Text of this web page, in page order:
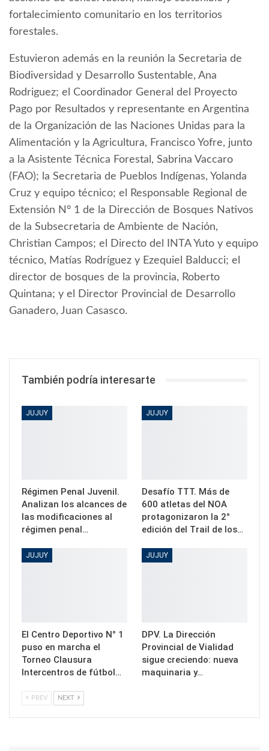
fortalecimiento comunitario en los territorios
forestales.
Estuvieron además en la reunión la Secretaria de
Biodiversidad y Desarrollo Sustentable, Ana
Rodriguez; el Coordinador General del Proyecto
Pago por Resultados y representante en Argentina
de la Organización de las Naciones Unidas para la
Alimentación y la Agricultura, Francisco Yofre, junto
a la Asistente Técnica Forestal, Sabrina Vaccaro
(FAO); la Secretaria de Pueblos Indígenas, Yolanda
Cruz y equipo técnico; el Responsable Regional de
Extensión N° 1 de la Dirección de Bosques Nativos
de la Subsecretaria de Ambiente de Nación,
Christian Campos; el Directo del INTA Yuto y equipo
técnico, Matías Rodríguez y Ezequiel Balducci; el
director de bosques de la provincia, Roberto
Quintana; y el Director Provincial de Desarrollo
Ganadero, Juan Casasco.
También podría interesarte
JUJUY
Régimen Penal Juvenil.
Analizan los alcances de
las modificaciones al
régimen penal…
JUJUY
Desafío TTT. Más de
600 atletas del NOA
protagonizaron la 2°
edición del Trail de los…
JUJUY
El Centro Deportivo N° 1
puso en marcha el
Torneo Clausura
Intercentros de fútbol…
JUJUY
DPV. La Dirección
Provincial de Vialidad
sigue creciendo: nueva
maquinaria y…
PREV NEXT